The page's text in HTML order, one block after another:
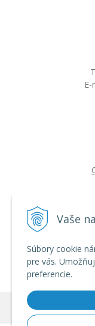
Vaše
Súbory cookie
pre vás.
preferencie.
E-
© 2026 IQ knihy •